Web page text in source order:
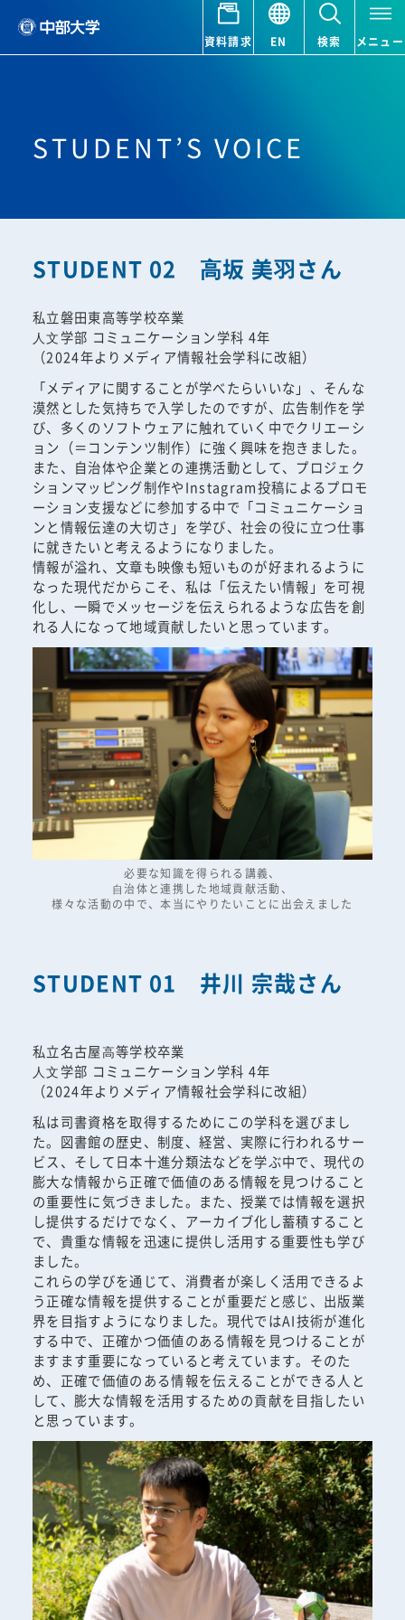
資料請求 EN 検索 メニュー
STUDENT’S VOICE
STUDENT 02 ⾼坂 美⽻さん
私立磐田東高等学校卒業
⼈⽂学部 コミュニケーション学科 4年
（2024年よりメディア情報社会学科に改組）
「メディアに関することが学べたらいいな」、そんな
漠然とした気持ちで入学したのですが、広告制作を学
び、多くのソフトウェアに触れていく中でクリエーシ
ョン（＝コンテンツ制作）に強く興味を抱きました。
また、自治体や企業との連携活動として、プロジェク
ションマッピング制作やInstagram投稿によるプロモ
ーション支援などに参加する中で「コミュニケーショ
ンと情報伝達の大切さ」を学び、社会の役に立つ仕事
に就きたいと考えるようになりました。
情報が溢れ、文章も映像も短いものが好まれるように
なった現代だからこそ、私は「伝えたい情報」を可視
化し、一瞬でメッセージを伝えられるような広告を創
れる人になって地域貢献したいと思っています。
必要な知識を得られる講義、
⾃治体と連携した地域貢献活動、
様々な活動の中で、本当にやりたいことに出会えました
STUDENT 01 井川 宗哉さん
私立名古屋⾼等学校卒業
⼈⽂学部 コミュニケーション学科 4年
（2024年よりメディア情報社会学科に改組）
私は司書資格を取得するためにこの学科を選びまし
た。図書館の歴史、制度、経営、実際に行われるサー
ビス、そして日本十進分類法などを学ぶ中で、現代の
膨大な情報から正確で価値のある情報を見つけること
の重要性に気づきました。また、授業では情報を選択
し提供するだけでなく、アーカイブ化し蓄積すること
で、貴重な情報を迅速に提供し活用する重要性も学び
ました。
これらの学びを通じて、消費者が楽しく活用できるよ
う正確な情報を提供することが重要だと感じ、出版業
界を目指すようになりました。現代ではAI技術が進化
する中で、正確かつ価値のある情報を見つけることが
ますます重要になっていると考えています。そのた
め、正確で価値のある情報を伝えることができる人と
して、膨大な情報を活用するための貢献を目指したい
と思っています。